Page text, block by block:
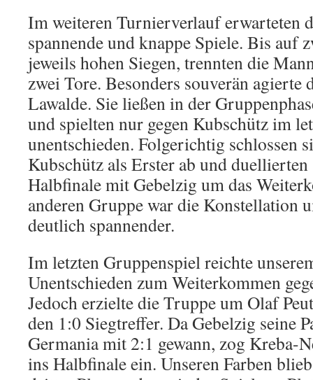
Im weiteren Turnierverlauf erwarteten
spannende und knappe Spiele. Bis auf
jeweils hohen Siegen, trennten die
zwei Tore. Besonders souverän agierte
Lawalde. Sie ließen in der
und spielten nur gegen Kubschütz im
unentschieden. Folgerichtig schlossen
Kubschütz als Erster ab und
Halbfinale mit Gebelzig um das
anderen Gruppe war die Konstellation
deutlich spannender.
Im letzten Gruppenspiel reichte
Unentschieden zum Weiterkommen
Jedoch erzielte die Truppe um Olaf
den 1:0 Siegtreffer. Da Gebelzig seine
Germania mit 2:1 gewann, zog Kreba-
ins Halbfinale ein. Unseren Farben